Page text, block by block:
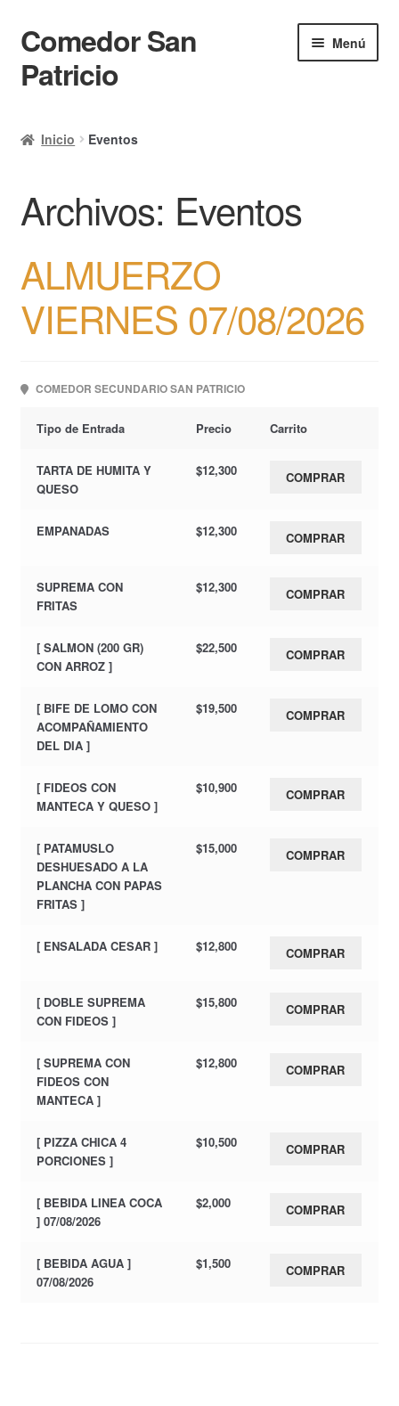
Ir
a
la
Ir
al
contenido
Comedor San
Patricio
Menú
Calendario
Mi cuenta
Ayuda Rapida
Finalizar compra
Inicio Eventos
Archivos: Eventos
ALMUERZO
VIERNES 07/08/2026
COMEDOR SECUNDARIO SAN PATRICIO
Tipo de Entrada Precio Carrito
TARTA DE HUMITA Y
QUESO
$12,300 COMPRAR
EMPANADAS $12,300 COMPRAR
SUPREMA CON
FRITAS
$12,300 COMPRAR
[ SALMON (200 GR)
CON ARROZ ]
$22,500 COMPRAR
[ BIFE DE LOMO CON
ACOMPAÑAMIENTO
DEL DIA ]
$19,500 COMPRAR
[ FIDEOS CON
MANTECA Y QUESO ]
$10,900 COMPRAR
[ PATAMUSLO
DESHUESADO A LA
PLANCHA CON PAPAS
FRITAS ]
$15,000 COMPRAR
[ ENSALADA CESAR ] $12,800 COMPRAR
[ DOBLE SUPREMA
CON FIDEOS ]
$15,800 COMPRAR
[ SUPREMA CON
FIDEOS CON
MANTECA ]
$12,800 COMPRAR
[ PIZZA CHICA 4
PORCIONES ]
$10,500 COMPRAR
[ BEBIDA LINEA COCA
] 07/08/2026
$2,000 COMPRAR
[ BEBIDA AGUA ]
07/08/2026
$1,500 COMPRAR